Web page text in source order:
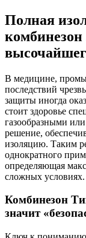
Полная
В медицине,
последствий
защиты иногда
стоит здоровье
газообразными
решение,
изоляцию. Таким
однократного
определяющая
сложных условиях.
Комбинезон
значит